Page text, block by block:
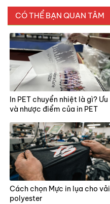
CÓ THỂ BẠN QUAN TÂM
In PET chuyển nhiệt là gì? Ưu
và nhược điểm của in PET
Cách chọn Mực in lụa cho vải
polyester